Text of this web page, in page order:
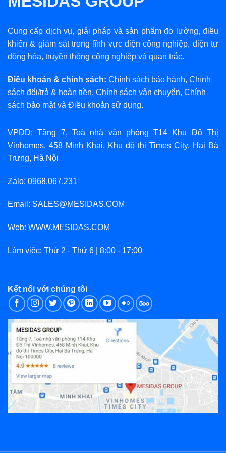
Cung cấp dịch vụ, giải pháp và sản phẩm đo lường, điều
khiển & giám sát trong lĩnh vực điện công nghiệp, điện tự
động hóa, truyền thông công nghiệp và quan trắc.
Điều khoản & chính sách: Chính sách bảo hành, Chính
sách đổi/trả & hoàn tiền, Chính sách vận chuyển, Chính
sách bảo mậtvà Điều khoản sử dụng.
VPĐD: Tầng 7, Toà nhà văn phòng T14 Khu Đô Thị
Vinhomes, 458 Minh Khai, Khu đô thị Times City, Hai Bà
Trưng, Hà Nội
Zalo: 0968.067.231
Email: SALES@MESIDAS.COM
Web: WWW.MESIDAS.COM
Làm việc: Thứ 2 - Thứ 6 | 8:00 - 17:00
Kết nối với chúng tôi